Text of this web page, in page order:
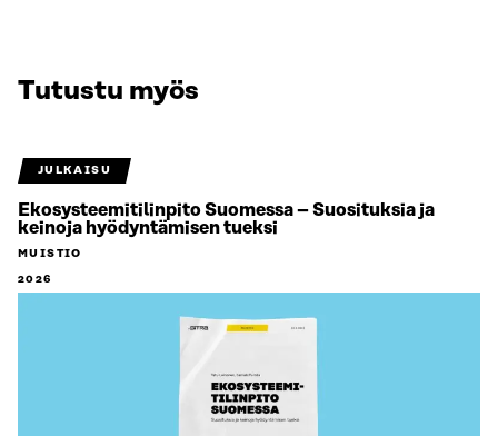
Tutustu myös
JULKAISU
Ekosysteemitilinpito Suomessa – Suosituksia ja
keinoja hyödyntämisen tueksi
MUISTIO
2026